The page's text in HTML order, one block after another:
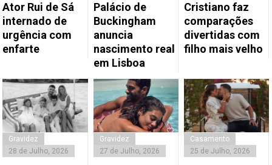
Ator Rui de Sá
internado de
urgência com
enfarte
Palácio de
Buckingham
anuncia
nascimento real
em Lisboa
Cristiano faz
comparações
divertidas com
filho mais velho
Gravidez
28 de Julho, 2026
Gravidez
27 de Julho, 2026
Casamento
25 de Julho, 2026